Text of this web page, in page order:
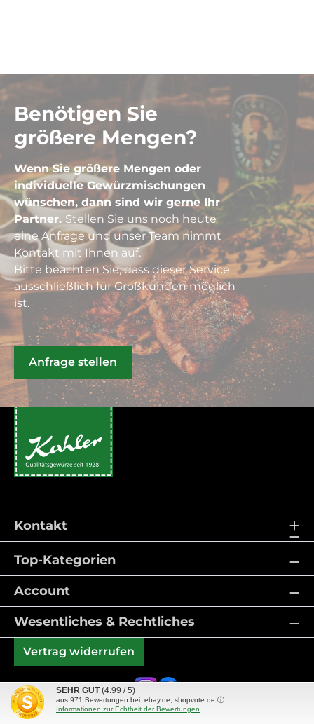
Benötigen Sie
größere Mengen?
Wenn Sie größere Mengen oder
individuelle Gewürzmischungen
wünschen, dann sind wir gerne Ihr
Partner. Stellen Sie uns noch heute
eine Anfrage und unser Team nimmt
Kontakt mit Ihnen auf.
Bitte beachten Sie, dass dieser Service
ausschließlich für Großkunden möglich
ist.
Anfrage stellen
Kontakt
Top-Kategorien
Account
Wesentliches & Rechtliches
Vertrag widerrufen
SEHR GUT (4.99 / 5)
aus 971 Bewertungen bei: ebay.de, shopvote.de ⓘ
Informationen zur Echtheit der Bewertungen